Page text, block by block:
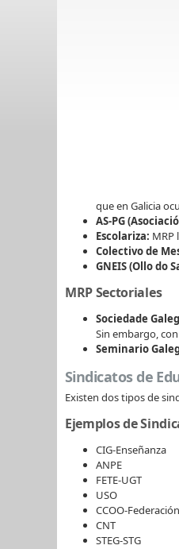
que en Galicia
AS-PG
Escolariza: MRP
Colectivo de
GNEIS (Ollo do
MRP Sectoriales
Sociedade
Sin embargo,
Seminario
Sindicatos de
Existen dos tipos de
Ejemplos de
CIG-Enseñanza
ANPE
FETE-UGT
USO
CCOO-
CNT
STEG-STG